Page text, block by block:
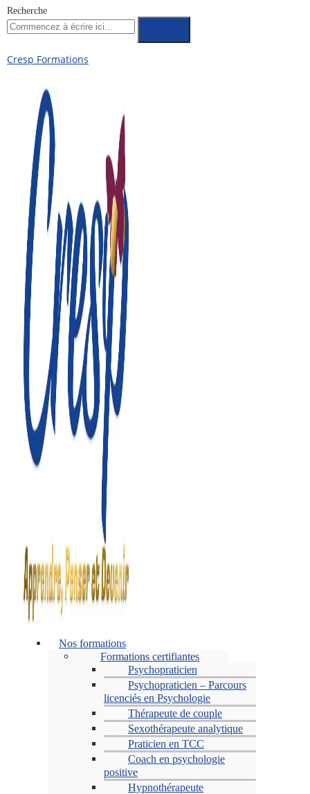
Recherche
Cresp Formations
Menu
Nos formations
Formations certifiantes
Psychopraticien
Psychopraticien – Parcours
licenciés en Psychologie
Thérapeute de couple
Sexothérapeute analytique
Praticien en TCC
Coach en psychologie
positive
Hypnothérapeute